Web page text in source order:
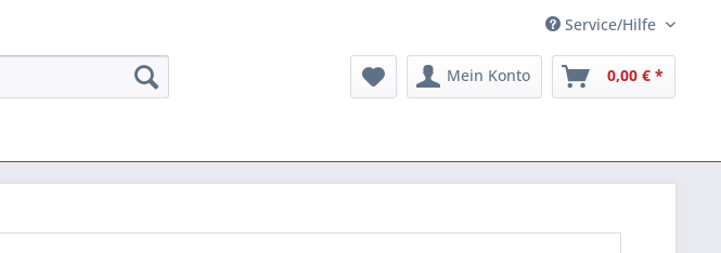
Service/Hilfe
Mein Konto 0,00 € *